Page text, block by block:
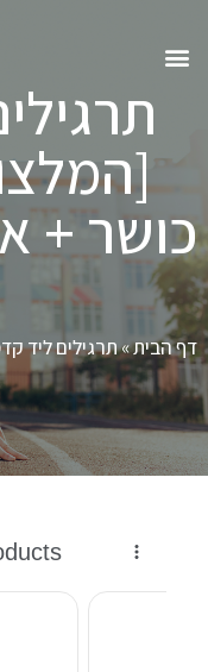
כושר +
דף הבית»תרגילים ליד